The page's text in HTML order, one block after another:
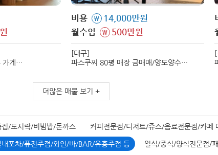
게
비용 \
14,000만원
월수입
\ 500만원
[대구]
파스쿠찌 80평 매장 금매매/양도양수
매장입니다.
더많은 매물 보기 +
/도시락/비빔밥/돈까스 커피전문점/디저트/쥬스/음료전문점/카페
포차/퓨전주점/와인/바/BAR/유흥주점 등 일식/중식/양식전문점/